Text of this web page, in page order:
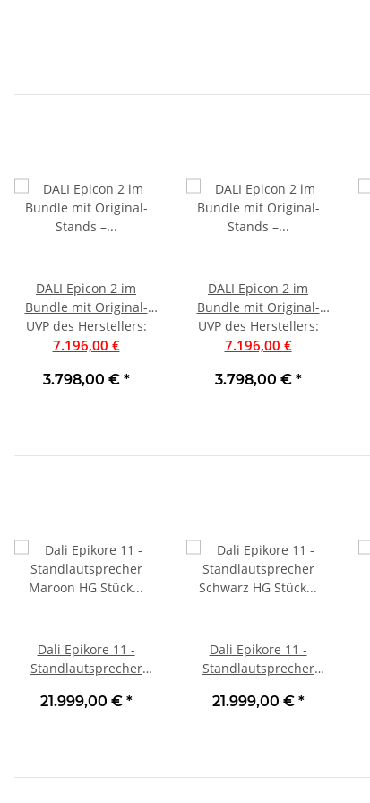
DALI Epicon 2 im
Bundle mit Original-
Stands – jetzt zum
Sonderpreis ++ Farbe
7196 € ++
UVP des Herstellers:
7.196,00 €
3.798,00 € *
DALI Epicon 2 im
Bundle mit Original-
Stands – jetzt zum
Sonderpreis ++ Farbe
++
UVP des Herstellers:
7.196,00 €
3.798,00 € *
Dali Epikore 11 -
Standlautsprecher
21.999,00 € *
Dali Epikore 11 -
Standlautsprecher
Neu
21.999,00 € *